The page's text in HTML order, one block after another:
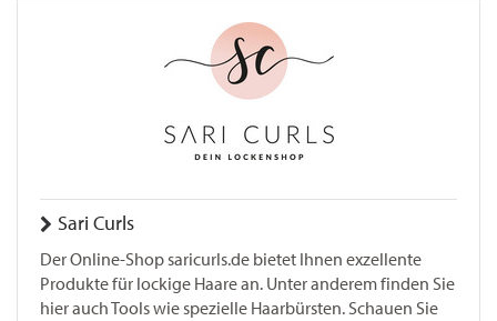
Sari Curls
Der Online-Shop saricurls.de bietet Ihnen exzellente
Produkte für lockige Haare an. Unter anderem finden Sie
hier auch Tools wie spezielle Haarbürsten. Schauen Sie